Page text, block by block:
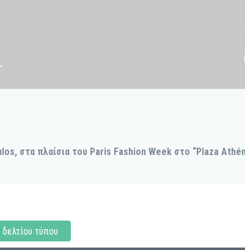
στα πλαίσια του Paris Fashion Week στο “Plaza
τύπου